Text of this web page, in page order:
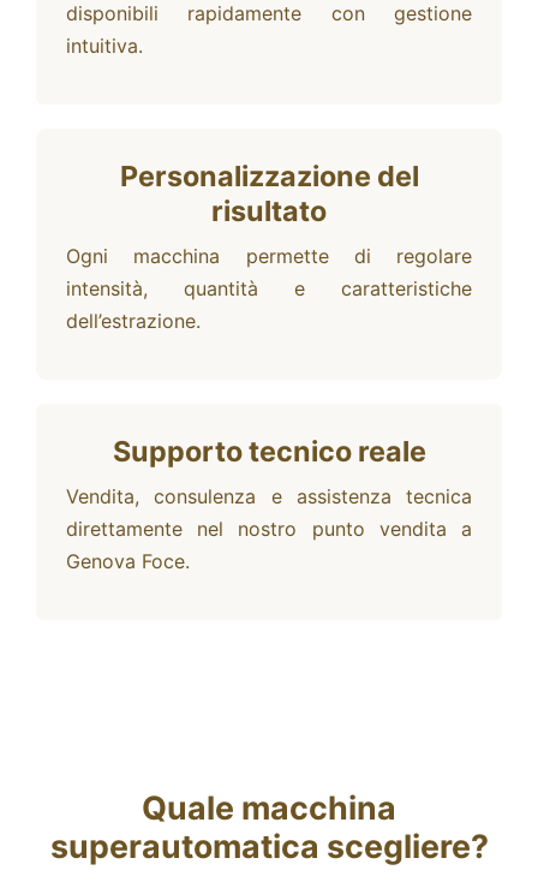
disponibili rapidamente con gestione
intuitiva.
Personalizzazione del
risultato
Ogni macchina permette di regolare
intensità, quantità e caratteristiche
dell’estrazione.
Supporto tecnico reale
Vendita, consulenza e assistenza tecnica
direttamente nel nostro punto vendita a
Genova Foce.
Quale macchina
superautomatica scegliere?